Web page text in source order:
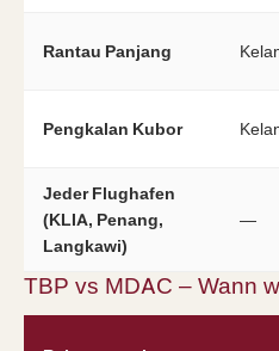
Rantau Panjang
Pengkalan Kubor
Jeder Flughafen
(KLIA, Penang,
Langkawi)
—
TBP vs MDAC – Wann